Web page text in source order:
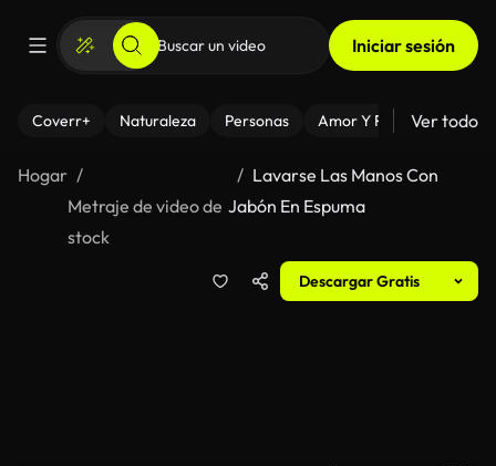
Iniciar sesión
Coverr+ Naturaleza Personas Amor Y Relaciones
Ver todo
Hogar
Metraje de video de
stock
Lavarse Las Manos Con
Jabón En Espuma
Descargar Gratis